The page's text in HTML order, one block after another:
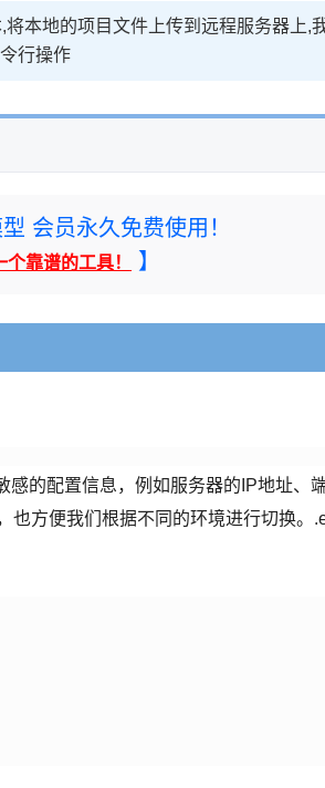
本地的项目文件上传到远程服务器上,
行操作
会员永久免费使用！
靠谱的工具！ 】
的配置信息，例如服务器的IP地址、端
也方便我们根据不同的环境进行切换。